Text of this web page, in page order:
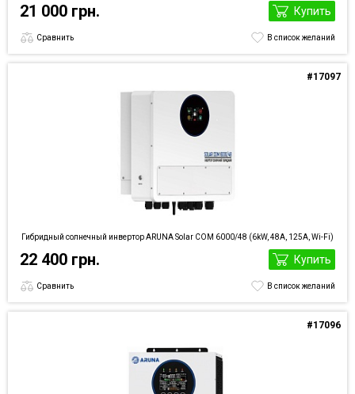
21 000 грн. Купить
Сравнить В список желаний
Гибридный солнечный инвертор ARUNA Solar COM 6000/48 (6kW, 48A, 125А, Wi-Fi)
#17097
22 400 грн. Купить
Сравнить В список желаний
#17096